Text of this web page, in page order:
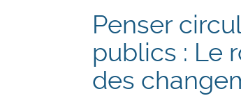
Penser
publics : Le
des